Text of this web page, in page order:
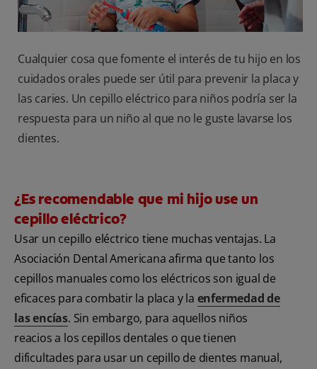
Cualquier cosa que fomente el interés de tu hijo en los
cuidados orales puede ser útil para prevenir la placa y
las caries. Un cepillo eléctrico para niños podría ser la
respuesta para un niño al que no le guste lavarse los
dientes.
¿Es recomendable que mi hijo use un
cepillo eléctrico?
Usar un cepillo eléctrico tiene muchas ventajas. La
Asociación Dental Americana afirma que tanto los
cepillos manuales como los eléctricos son igual de
eficaces para combatir la placa y la enfermedad de
las encías. Sin embargo, para aquellos niños
reacios a los cepillos dentales o que tienen
dificultades para usar un cepillo de dientes manual,